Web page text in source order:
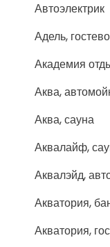
Автоэлектрик
Адель,
Академия
Аква,
Аква, сауна
Аквалайф,
Аквалэйд,
Акватория,
Акватория,